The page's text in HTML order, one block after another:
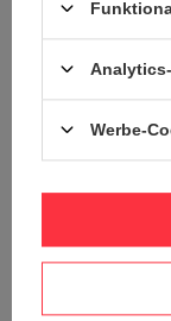
West Loop 2.0 470ml
Werbe-